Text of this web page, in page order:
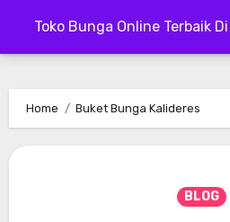
Toko Bunga Online Terbaik
content
Home Buket Bunga Kalideres
BLOG